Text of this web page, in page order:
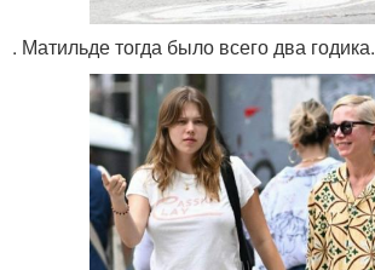
. Матильде тогда было всего два годика.